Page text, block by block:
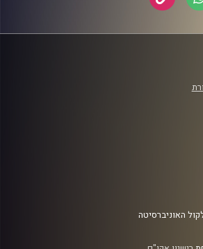
האוניברסיטה